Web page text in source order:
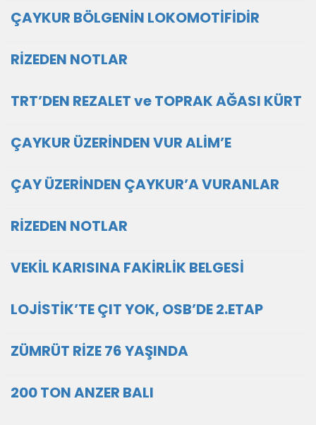
ÇAYKUR BÖLGENİN LOKOMOTİFİDİR
RİZEDEN NOTLAR
TRT’DEN REZALET ve TOPRAK AĞASI KÜRT
ÇAYKUR ÜZERİNDEN VUR ALİM’E
ÇAY ÜZERİNDEN ÇAYKUR’A VURANLAR
RİZEDEN NOTLAR
VEKİL KARISINA FAKİRLİK BELGESİ
LOJİSTİK’TE ÇIT YOK, OSB’DE 2.ETAP
ZÜMRÜT RİZE 76 YAŞINDA
200 TON ANZER BALI